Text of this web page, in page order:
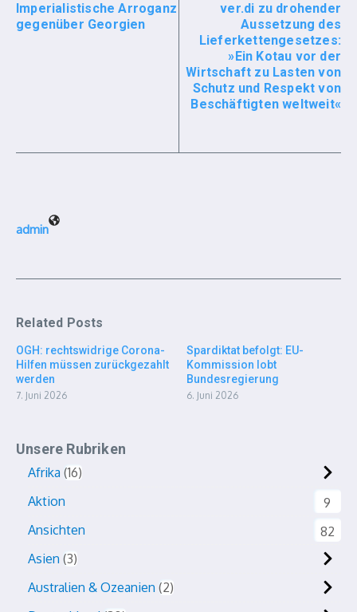
Imperialistische Arroganz
gegenüber Georgien
ver.di zu drohender
Aussetzung des
Lieferkettengesetzes:
»Ein Kotau vor der
Wirtschaft zu Lasten von
Schutz und Respekt von
Beschäftigten weltweit«
admin
Related Posts
OGH: rechtswidrige Corona-
Hilfen müssen zurückgezahlt
werden
7. Juni 2026
Spardiktat befolgt: EU-
Kommission lobt
Bundesregierung
6. Juni 2026
Unsere Rubriken
Afrika 16
Aktion
9
Ansichten
82
Asien 3
Australien & Ozeanien 2